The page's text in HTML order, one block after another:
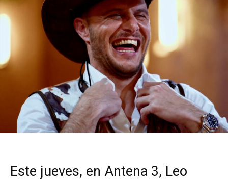
Este jueves, en Antena 3, Leo